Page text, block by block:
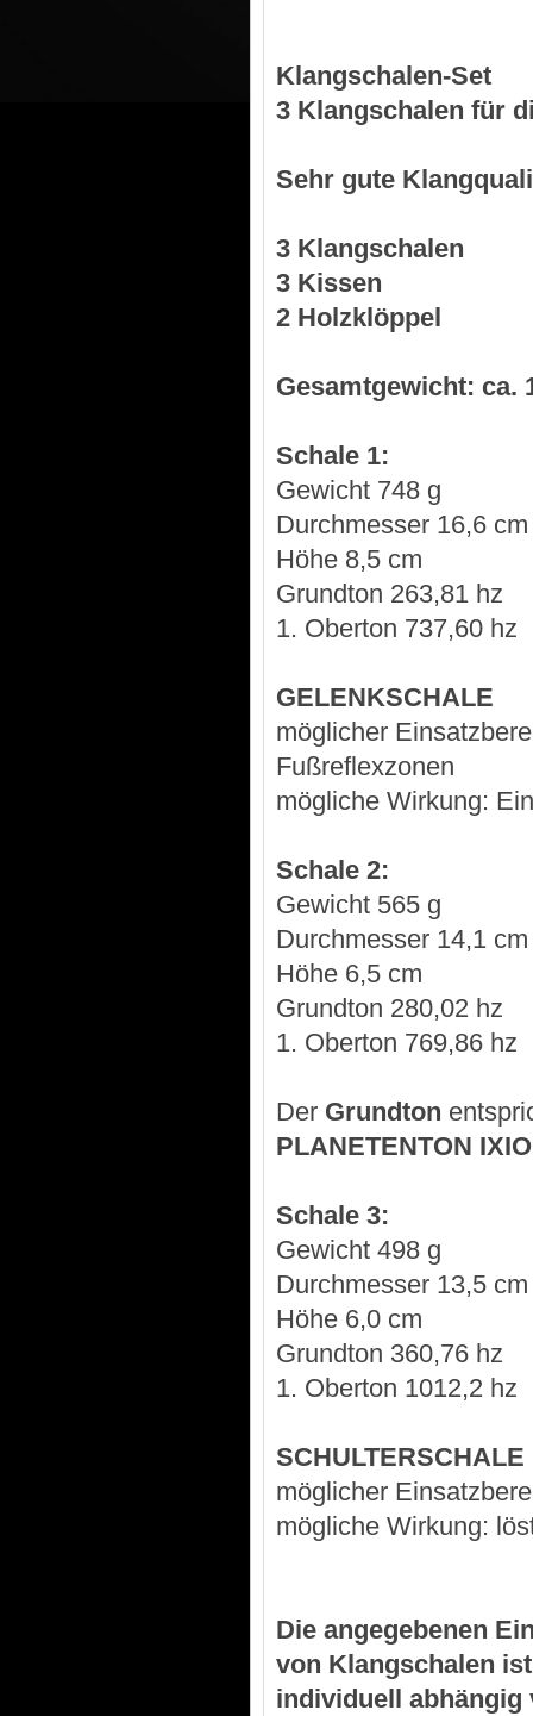
Klangschalen-Set
3 Klangschalen für
Sehr gute
3 Klangschalen
3 Kissen
2 Holzklöppel
Gesamtgewicht: ca.
Schale 1:
Gewicht 748 g
Durchmesser 16,6 cm
Höhe 8,5 cm
Grundton 263,81 hz
1. Oberton 737,60 hz
GELENKSCHALE
möglicher
Fußreflexzonen
mögliche Wirkung:
Schale 2:
Gewicht 565 g
Durchmesser 14,1 cm
Höhe 6,5 cm
Grundton 280,02 hz
1. Oberton 769,86 hz
Der Grundton
PLANETENTON
Schale 3:
Gewicht 498 g
Durchmesser 13,5 cm
Höhe 6,0 cm
Grundton 360,76 hz
1. Oberton 1012,2 hz
SCHULTERSCHALE
möglicher
mögliche Wirkung:
Die angegebenen
von Klangschalen
individuell abhängig